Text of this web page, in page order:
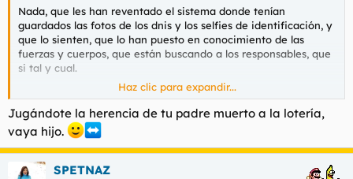
Nada, que les han reventado el sistema donde tenían
guardados las fotos de los dnis y los selfies de identificación, y
que lo sienten, que lo han puesto en conocimiento de las
fuerzas y cuerpos, que están buscando a los responsables, que
si tal y cual.
Vamos, que ya estarán más que revendidos en la dark web.
De verdad, qué puto asco de país.
Haz clic para expandir...
Jugándote la herencia de tu padre muerto a la lotería,
vaya hijo.
SPETNAZ